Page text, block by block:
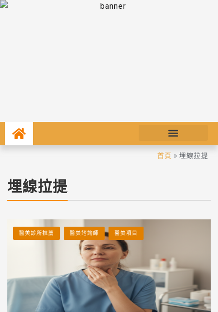
首頁 » 埋線拉提
埋線拉提
醫美診所推薦 醫美諮詢師 醫美項目